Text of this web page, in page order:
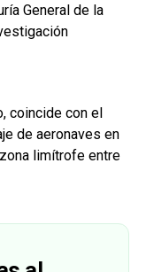
General de la
coincide con el
de aeronaves en
limítrofe entre